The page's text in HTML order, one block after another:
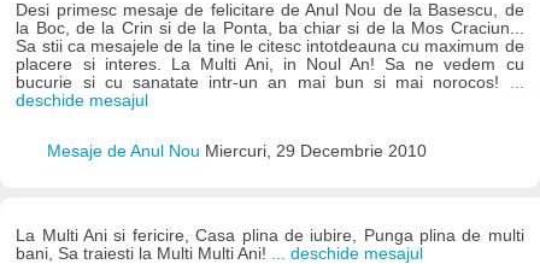
Desi primesc mesaje de felicitare de Anul Nou de la Basescu, de
la Boc, de la Crin si de la Ponta, ba chiar si de la Mos Craciun...
Sa stii ca mesajele de la tine le citesc intotdeauna cu maximum de
placere si interes. La Multi Ani, in Noul An! Sa ne vedem cu
bucurie si cu sanatate intr-un an mai bun si mai norocos! ...
deschide mesajul
Mesaje de Anul Nou Miercuri, 29 Decembrie 2010
La Multi Ani si fericire, Casa plina de iubire, Punga plina de multi
bani, Sa traiesti la Multi Multi Ani!
... deschide mesajul